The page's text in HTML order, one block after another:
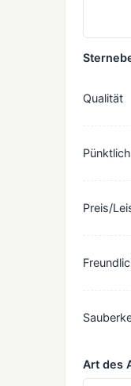
Qualität
Preis/
Art des